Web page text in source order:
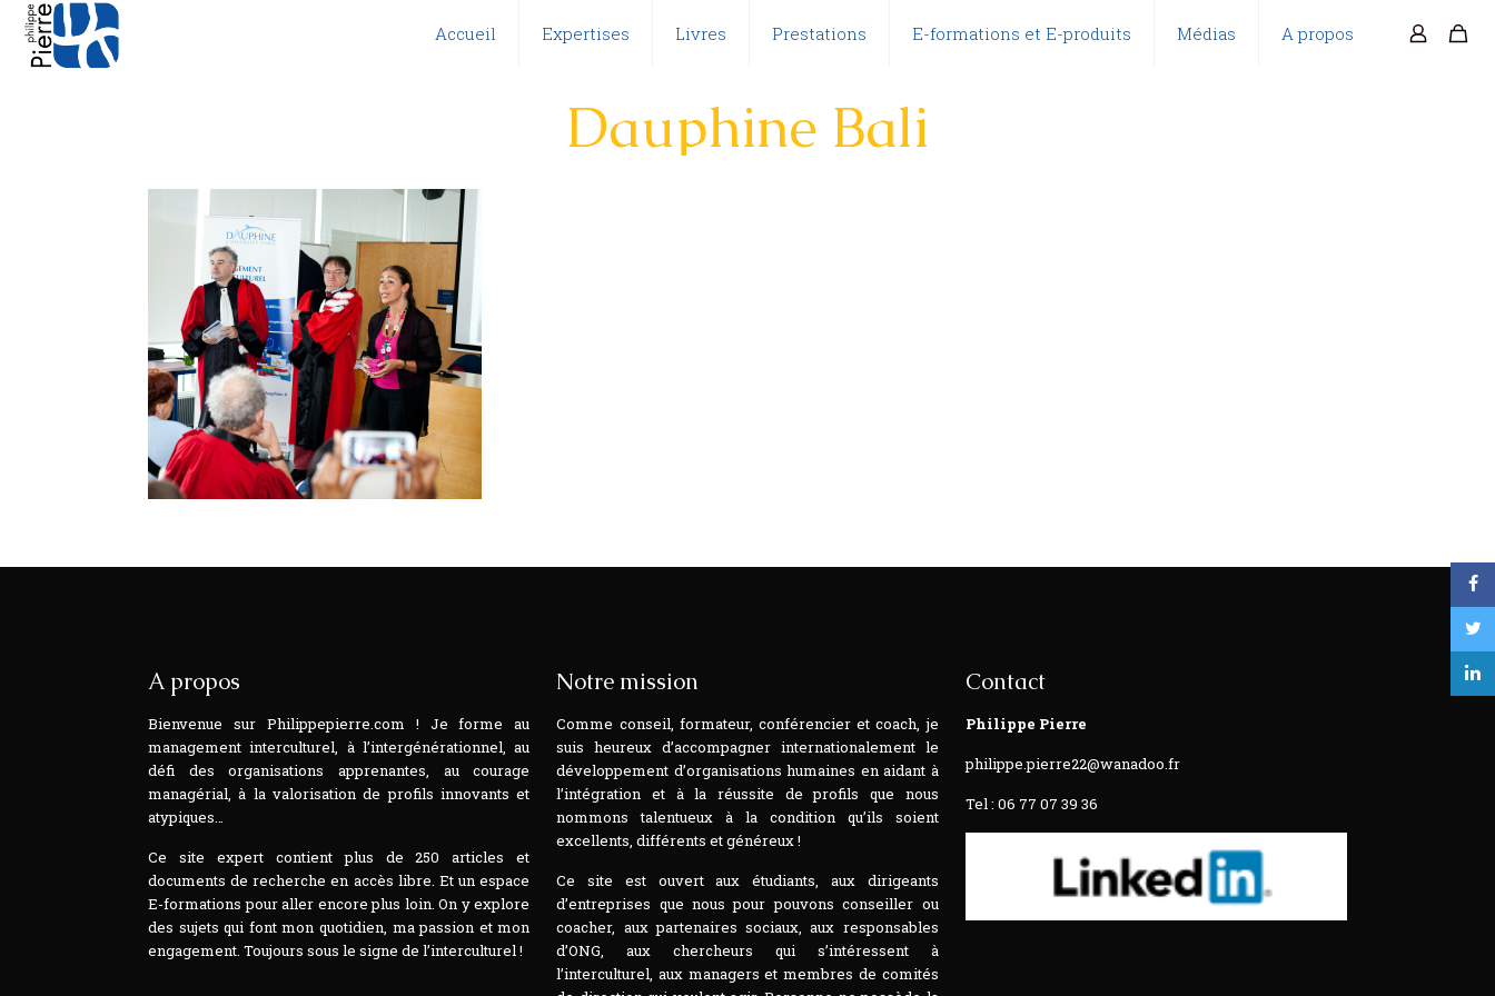
Accueil Expertises Livres Prestations E-formations et E-produits Médias A propos
Dauphine Bali
A propos
Bienvenue sur Philippepierre.com ! Je forme au
management interculturel, à l’intergénérationnel, au
défi des organisations apprenantes, au courage
managérial, à la valorisation de profils innovants et
atypiques…
Ce site expert contient plus de 250 articles et
documents de recherche en accès libre. Et un espace
E-formations pour aller encore plus loin. On y explore
des sujets qui font mon quotidien, ma passion et mon
engagement. Toujours sous le signe de l’interculturel !
Notre mission
Comme conseil, formateur, conférencier et coach, je
suis heureux d’accompagner internationalement le
développement d’organisations humaines en aidant à
l’intégration et à la réussite de profils que nous
nommons talentueux à la condition qu’ils soient
excellents, différents et généreux !
Ce site est ouvert aux étudiants, aux dirigeants
d’entreprises que nous pour pouvons conseiller ou
coacher, aux partenaires sociaux, aux responsables
d’ONG, aux chercheurs qui s’intéressent à
l’interculturel, aux managers et membres de comités
Contact
Philippe Pierre
philippe.pierre22@wanadoo.fr
Tel : 06 77 07 39 36‬